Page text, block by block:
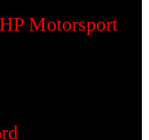
Motorsport